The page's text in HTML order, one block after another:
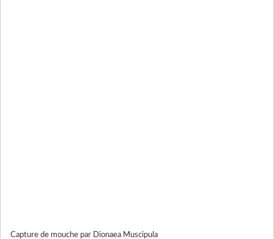
Capture de mouche par Dionaea Muscipula